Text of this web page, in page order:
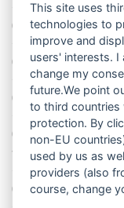
Die richtige
Das Wetter-
So stellt man
11 Dinge über den
wussten
Blitzstatistik
This site uses
technologies to
improve and
users' interests.
change my
future.We point
to third countries
protection. By
non-EU
used by us as
providers (also
course, change